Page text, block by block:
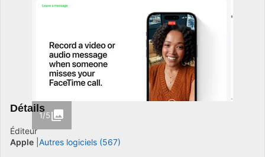
1/5
Détails
Éditeur
Apple Autres logiciels (567)